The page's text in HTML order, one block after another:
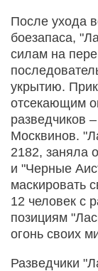
После ухода
боезапаса,
силам на
укрытию.
отсекающим
разведчиков
Москвинов.
2182, заняла
и "Черные
маскировать
12 человек с
позициям
огонь своих
Разведчики